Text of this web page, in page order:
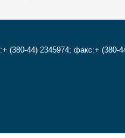
(380-44) 2345974; факс:+ (380-